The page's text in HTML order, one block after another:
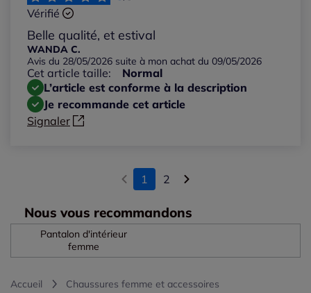
Vérifié
Belle qualité, et estival
WANDA C.
Avis du 28/05/2026 suite à mon achat du 09/05/2026
Cet article taille:
Normal
L’article est conforme à la description
Je recommande cet article
Signaler
1 2
Nous vous recommandons
Pantalon d'intérieur
femme
Accueil
Chaussures femme et accessoires